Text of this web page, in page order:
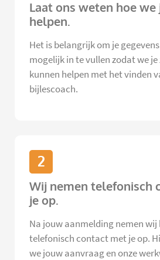
Laat ons weten hoe we
helpen.
Het is belangrijk om je
mogelijk in te vullen zodat we
kunnen helpen met het vinden
bijlescoach.
2
Wij nemen telefonisch
je op.
Na jouw aanmelding nemen wij
telefonisch contact met je op.
we jouw aanvraag en onze